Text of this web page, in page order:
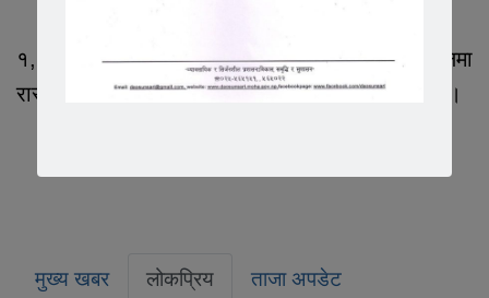
१, सुनसरीको कोशी गाउँपालिका १ लौकही सिटी हलमा
रास्वपाको प्रथम सुनसरी जिल्ला अधिवेशन उद्घाटन गर्दै ।
मुख्य खबर लोकप्रिय
ताजा अपडेट